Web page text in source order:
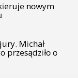
nowym
Michał
przesądziło o